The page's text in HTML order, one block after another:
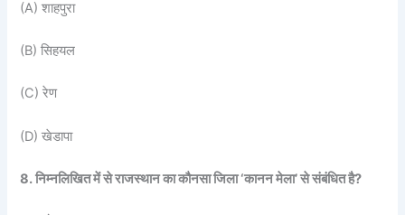
(A) शाहपुरा
(B) सिहयल
(C) रेण
(D) खेडापा
8. निम्नलिखित में से राजस्थान का कौनसा जिला ‘कानन मेला’ से संबंधित है?